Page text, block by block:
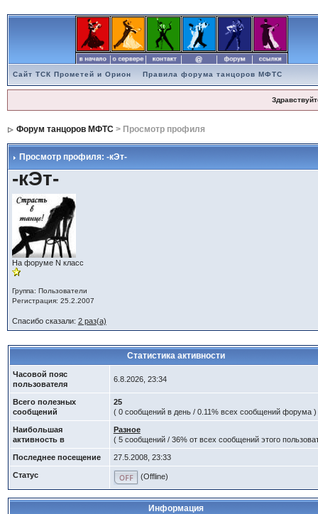
Сайт ТСК Прометей и Орион Правила форума танцоров МФТС
Форум танцоров МФТС> Просмотр профиля
Просмотр профиля: -кЭт-
-кЭт-
На форуме N класс
Группа: Пользователи
Регистрация: 25.2.2007
Спасибо сказали: 2 раз(а)
Статистика активности
Часовой пояс
пользователя
6.8.2026, 23:34
Всего полезных
сообщений
25
( 0 сообщений в день / 0.11% всех сообщений форума )
Наибольшая
активность в
Разное
( 5 сообщений / 36% от всех сообщений этого
Последнее посещение 27.5.2008, 23:33
Статус (Offline)
Информация